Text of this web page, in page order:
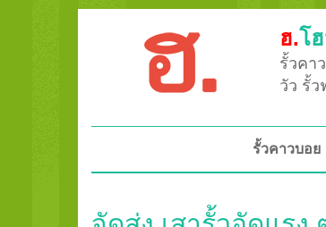
ฮ.โ
รั้วคา
วัว รั้
รั้วคาวบอย